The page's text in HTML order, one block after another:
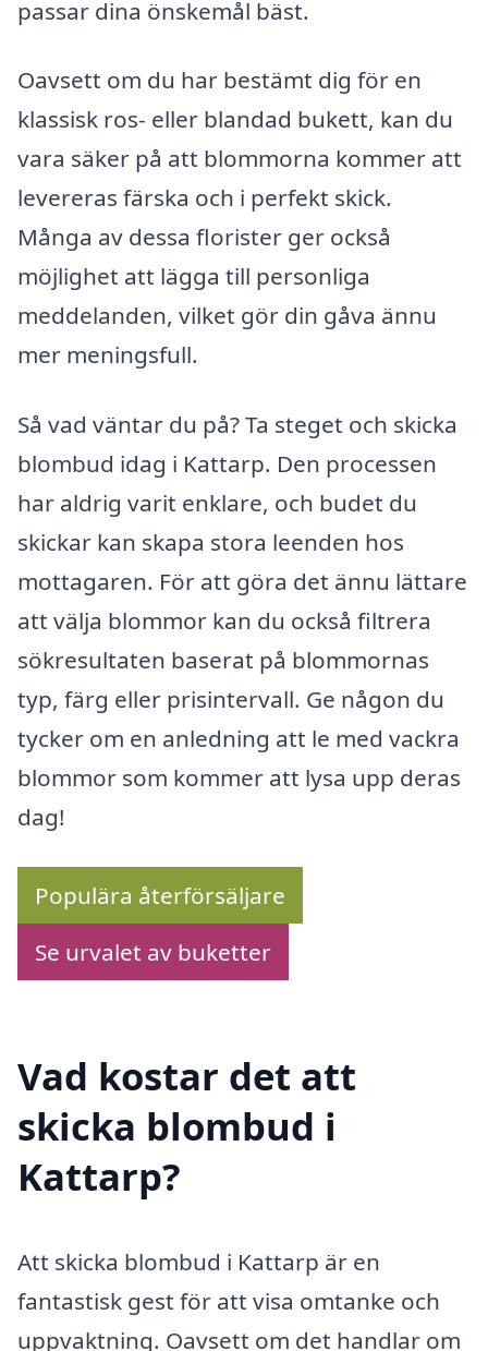
passar dina önskemål bäst.
Oavsett om du har bestämt dig för en
klassisk ros- eller blandad bukett, kan du
vara säker på att blommorna kommer att
levereras färska och i perfekt skick.
Många av dessa florister ger också
möjlighet att lägga till personliga
meddelanden, vilket gör din gåva ännu
mer meningsfull.
Så vad väntar du på? Ta steget och skicka
blombud idag i Kattarp. Den processen
har aldrig varit enklare, och budet du
skickar kan skapa stora leenden hos
mottagaren. För att göra det ännu lättare
att välja blommor kan du också filtrera
sökresultaten baserat på blommornas
typ, färg eller prisintervall. Ge någon du
tycker om en anledning att le med vackra
blommor som kommer att lysa upp deras
dag!
Populära återförsäljare
Se urvalet av buketter
Vad kostar det att
skicka blombud i
Kattarp?
Att skicka blombud i Kattarp är en
fantastisk gest för att visa omtanke och
uppvaktning. Oavsett om det handlar om